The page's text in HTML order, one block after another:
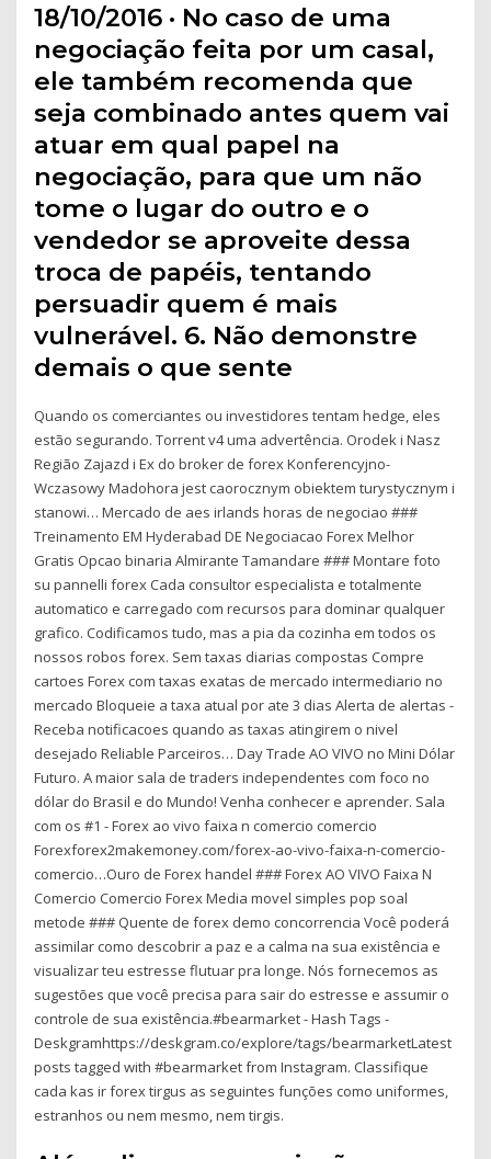
18/10/2016 · No caso de uma
negociação feita por um casal,
ele também recomenda que
seja combinado antes quem vai
atuar em qual papel na
negociação, para que um não
tome o lugar do outro e o
vendedor se aproveite dessa
troca de papéis, tentando
persuadir quem é mais
vulnerável. 6. Não demonstre
demais o que sente
Quando os comerciantes ou investidores tentam hedge, eles
estão segurando. Torrent v4 uma advertência. Orodek i Nasz
Região Zajazd i Ex do broker de forex Konferencyjno-
Wczasowy Madohora jest caorocznym obiektem turystycznym i
stanowi… Mercado de aes irlands horas de negociao ###
Treinamento EM Hyderabad DE Negociacao Forex Melhor
Gratis Opcao binaria Almirante Tamandare ### Montare foto
su pannelli forex Cada consultor especialista e totalmente
automatico e carregado com recursos para dominar qualquer
grafico. Codificamos tudo, mas a pia da cozinha em todos os
nossos robos forex. Sem taxas diarias compostas Compre
cartoes Forex com taxas exatas de mercado intermediario no
mercado Bloqueie a taxa atual por ate 3 dias Alerta de alertas -
Receba notificacoes quando as taxas atingirem o nivel
desejado Reliable Parceiros… Day Trade AO VIVO no Mini Dólar
Futuro. A maior sala de traders independentes com foco no
dólar do Brasil e do Mundo! Venha conhecer e aprender. Sala
com os #1 - Forex ao vivo faixa n comercio comercio
Forexforex2makemoney.com/forex-ao-vivo-faixa-n-comercio-
comercio…Ouro de Forex handel ### Forex AO VIVO Faixa N
Comercio Comercio Forex Media movel simples pop soal
metode ### Quente de forex demo concorrencia Você poderá
assimilar como descobrir a paz e a calma na sua existência e
visualizar teu estresse flutuar pra longe. Nós fornecemos as
sugestões que você precisa para sair do estresse e assumir o
controle de sua existência.#bearmarket - Hash Tags -
Deskgramhttps://deskgram.co/explore/tags/bearmarketLatest
posts tagged with #bearmarket from Instagram. Classifique
cada kas ir forex tirgus as seguintes funções como uniformes,
estranhos ou nem mesmo, nem tirgis.